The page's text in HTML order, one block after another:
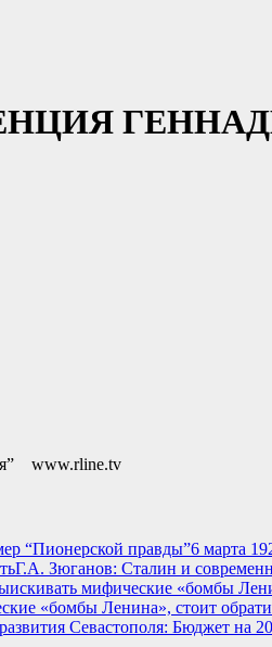
www.rline.tv
6 марта
Г.А. Зюганов: Сталин и
«бомбы Ленина», стоит